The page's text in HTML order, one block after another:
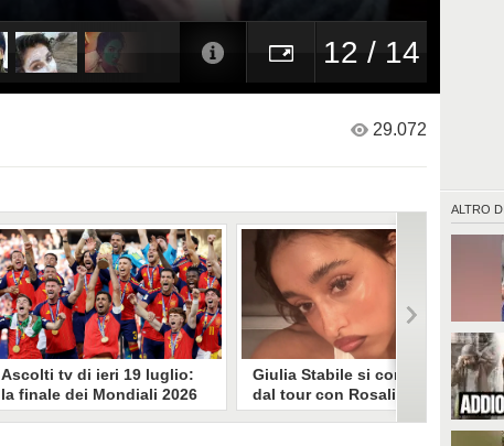
12 / 14
ALTRO DI
29.072
Ascolti tv di ieri 19 luglio:
la finale dei Mondiali 2026
Spagna-Argentina
Giulia Stabile si confessa
dal tour con Rosalia: "Non
sono stata bene, costretta